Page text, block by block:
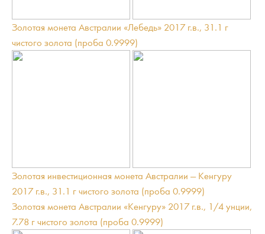
Золотая монета Австралии «Лебедь» 2017 г.в., 31.1 г
чистого золота (проба 0.9999)
Золотая инвестиционная монета Австралии — Кенгуру
2017 г.в., 31.1 г чистого золота (проба 0.9999)
Золотая монета Австралии «Кенгуру» 2017 г.в., 1/4 унции,
7.78 г чистого золота (проба 0.9999)